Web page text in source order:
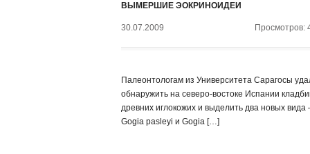
ВЫМЕРШИЕ ЭОКРИНОИДЕИ
30.07.2009 Просмотров:
Палеонтологам из Университета Сарагосы
обнаружить на северо-востоке Испании
древних иглокожих и выделить два новых
Gogia pasleyi и Gogia […]